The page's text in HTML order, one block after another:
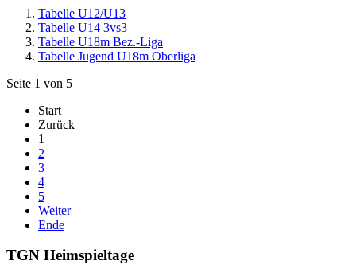
Tabelle U12/U13
Tabelle U14 3vs3
Tabelle U18m Bez.-Liga
Tabelle Jugend U18m Oberliga
Seite 1 von 5
Start
Zurück
1
2
3
4
5
Weiter
Ende
TGN Heimspieltage